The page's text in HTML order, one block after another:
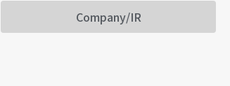
Company/IR